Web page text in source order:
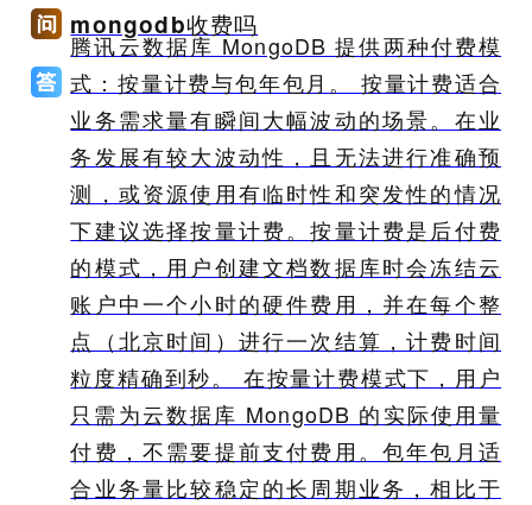
mongodb收费吗
腾讯云数据库 MongoDB 提供两种付费模
式：按量计费与包年包月。 按量计费适合
业务需求量有瞬间大幅波动的场景。在业
务发展有较大波动性，且无法进行准确预
测，或资源使用有临时性和突发性的情况
下建议选择按量计费。按量计费是后付费
的模式，用户创建文档数据库时会冻结云
账户中一个小时的硬件费用，并在每个整
点（北京时间）进行一次结算，计费时间
粒度精确到秒。 在按量计费模式下，用户
只需为云数据库 MongoDB 的实际使用量
付费，不需要提前支付费用。包年包月适
合业务量比较稳定的长周期业务，相比于